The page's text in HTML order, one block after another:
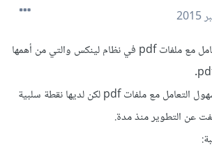
هنالك عدة مكتبات للتعامل مع ملفات pdf في نظام لينكس والتي من أهمها
تتميز مكتبة pyPdf بسهول التعامل مع ملفات pdf لكن لديها نقطة سلبية
عن التطوير منذ مدة.